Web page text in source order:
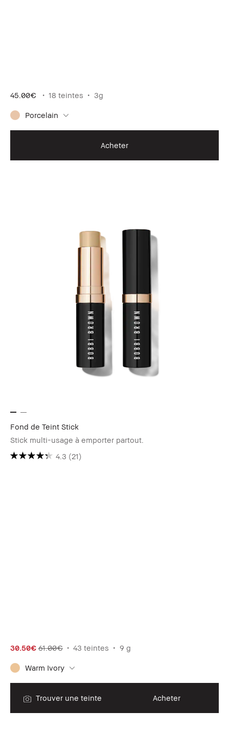
45.00€ 18 teintes 3g
Porcelain
Acheter
Fond de Teint Stick
Stick multi-usage à emporter partout.
4.3 (21)
30.50€ 61.00€ 43 teintes 9 g
Warm Ivory
Trouver une teinte Acheter